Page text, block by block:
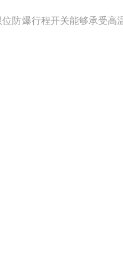
防爆行程开关能够承受